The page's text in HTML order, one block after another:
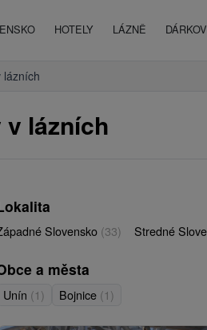
HOTELY LÁZNĚ
lázních
v lázních
Slovensko (33) Stredné
a města
Unín (1) Bojnice (1)